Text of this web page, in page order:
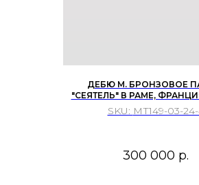
ДЕБЮ М. БРОНЗОВОЕ
"СЕЯТЕЛЬ" В РАМЕ,
XIX–XX ВВ.
SKU: МТ149-03-
300 000 р.